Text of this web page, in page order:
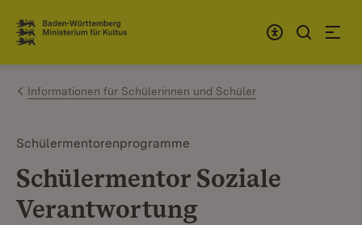
Zum Inhalt springen
Link zur Startseite
Informationen für Schülerinnen und Schüler
Schülermentorenprogramme
Schülermentor Soziale
Verantwortung